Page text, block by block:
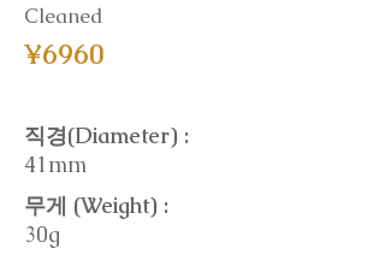
Cleaned
¥6960
직경(Diameter) :
41mm
무게 (Weight) :
30g